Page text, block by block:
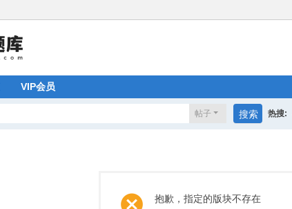
VIP会员
帖子 搜索 热搜:
抱歉，指定的版块不存在